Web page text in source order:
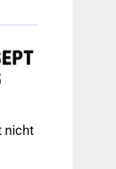
nicht